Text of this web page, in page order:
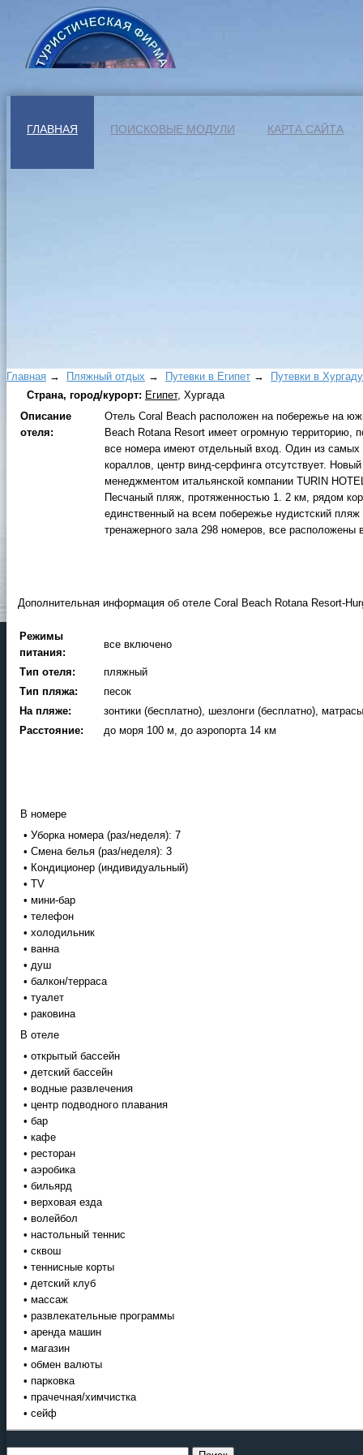
ГЛАВНАЯ ПОИСКОВЫЕ МОДУЛИ КАРТА САЙТА
Главная → Пляжный отдых → Путевки в Египет →
Путевки в Xуpгaду
Страна, город/курорт: Египет, Хургада
Описание
отеля:
Отель Coral Beach расположен на побережье на
Beach Rotana Resort имеет огромную территорию,
все номера имеют отдельный вход. Один из самых
кораллов, центр винд-серфинга отсутствует.
менеджментом итальянской компании TURIN
Песчаный пляж, протяженностью 1. 2 км, рядом
единственный на всем побережье нудистский
тренажерного зала 298 номеров, все расположены
Дополнительная информация об отеле Coral Beach Rotana Resort-
Режимы
питания:
все включено
Тип отеля:
пляжный
Тип пляжа:
песок
На пляже:
зонтики (бесплатно), шезлонги (бесплатно),
Расстояние:
до моря 100 м, до аэропорта 14 км
В номере
• Уборка номера (раз/неделя): 7
• Смена белья (раз/неделя): 3
• Кондиционер (индивидуальный)
• TV
• мини-бар
• телефон
• холодильник
• ванна
• душ
• балкон/терраса
• туалет
• раковина
В отеле
• открытый бассейн
• детский бассейн
• водные развлечения
• центр подводного плавания
• бар
• кафе
• ресторан
• аэробика
• бильярд
• верховая езда
• волейбол
• настольный теннис
• сквош
• теннисные корты
• детский клуб
• массаж
• развлекательные программы
• аренда машин
• магазин
• обмен валюты
• парковка
• прачечная/химчистка
• сейф